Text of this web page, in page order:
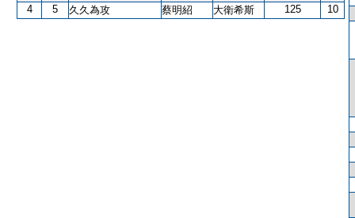
4
5 久久為攻 蔡明紹 大衛希斯 125 10